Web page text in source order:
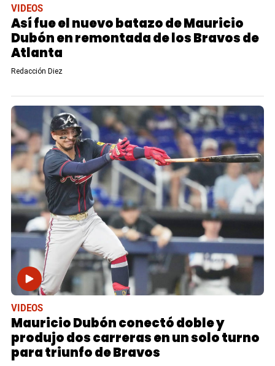
VIDEOS
Así fue el nuevo batazo de Mauricio
Dubón en remontada de los Bravos de
Atlanta
Redacción Diez
VIDEOS
Mauricio Dubón conectó doble y
produjo dos carreras en un solo turno
para triunfo de Bravos